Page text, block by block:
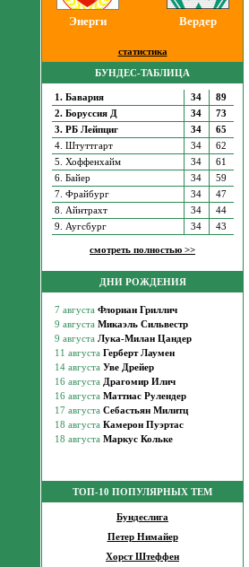
Энерги Вердер
статистика
БУНДЕС-ТАБЛИЦА
1. Бавария 34
89
2. Боруссия Д
34
73
3. РБ Лейпциг
34
65
4. Штуттгарт
34
62
5. Хоффенхайм
34
61
6. Байер
34
59
7. Фрайбург
34
47
8. Айнтрахт
34
44
9. Аугсбург
34 43
смотреть полностью >>
ДНИ РОЖДЕНИЯ
ТОП-10 ПОПУЛЯРНЫХ ТЕМ
Бундеслига
Петер Нимайер
Хорст Штеффен